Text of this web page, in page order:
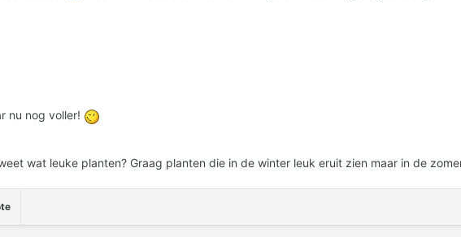
nu nog voller!
wat leuke planten? Graag planten die in de winter leuk eruit zien maar in de